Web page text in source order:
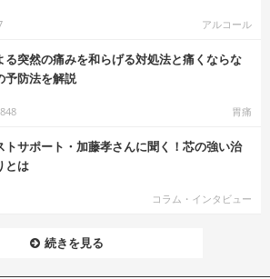
アルコール
る突然の痛みを和らげる対処法と痛くならな
予防法を解説
胃痛
トサポート・加藤孝さんに聞く！芯の強い治
とは
コラム・インタビュー
続きを見る